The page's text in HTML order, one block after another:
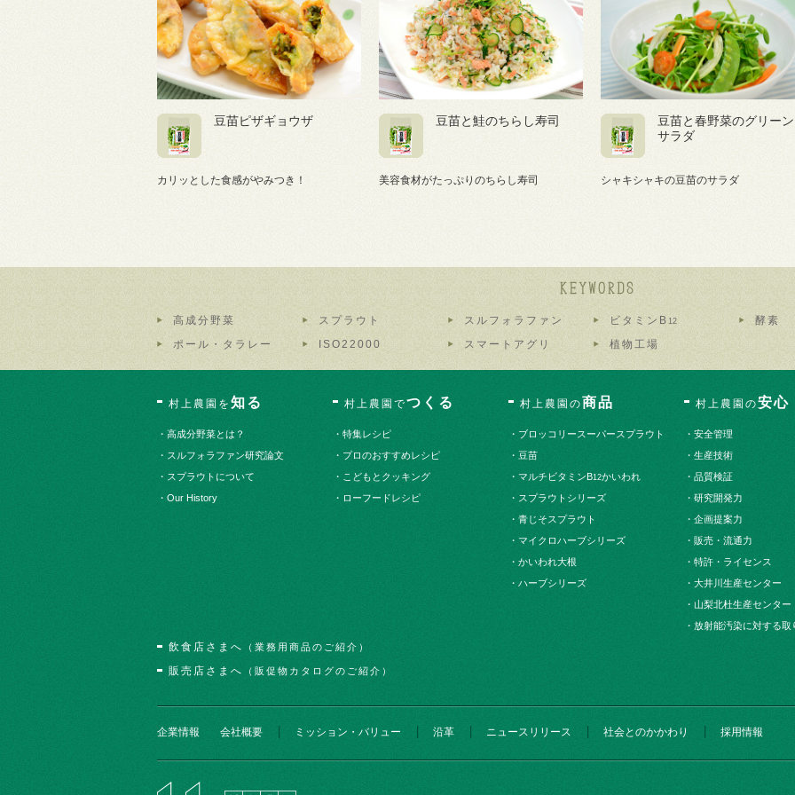
豆苗ピザギョウザ
カリッとした食感がやみつき！
豆苗と鮭のちらし寿司
美容食材がたっぷりのちらし寿司
豆苗と春野菜のグリーン
サラダ
シャキシャキの豆苗のサラダ
高成分野菜 スプラウト スルフォラファン ビタミンB 12
酵素
ポール・タラレー
ISO22000 スマートアグリ 植物工場
村上農園を 知る
・高成分野菜とは？
・スルフォラファン研究論文
・スプラウトについて
・Our History
村上農園でつくる
・特集レシピ
・プロのおすすめレシピ
・こどもとクッキング
・ローフードレシピ
村上農園の商品
・ブロッコリースーパースプラウト
・豆苗
・マルチビタミンB12かいわれ
・スプラウトシリーズ
・青じそスプラウト
・マイクロハーブシリーズ
・かいわれ大根
・ハーブシリーズ
村上農園の安心
・安全管理
・生産技術
・品質検証
・研究開発力
・企画提案力
・販売・流通力
・特許・ライセンス
・大井川生産センター
・山梨北杜生産センター
・放射能汚染に対する取
飲食店さまへ （業務用商品のご紹介）
販売店さまへ （販促物カタログのご紹介）
企業情報 会社概要 ミッション・バリュー 沿革 ニュースリリース 社会とのかかわり 採用情報